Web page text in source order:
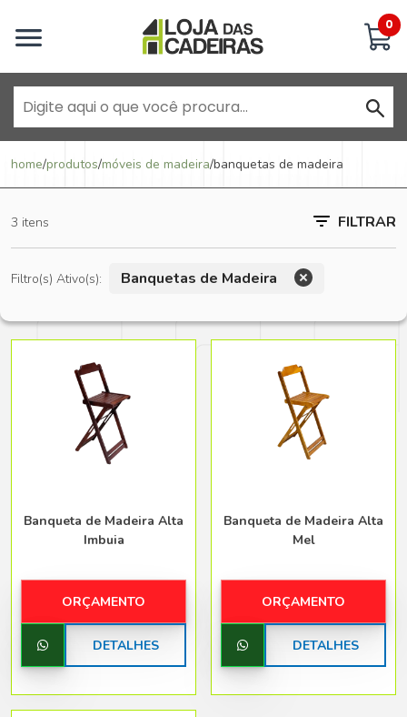
0
home/produtos/móveis de madeira/banquetas de madeira
3 itens FILTRAR
Filtro(s) Ativo(s): Banquetas de Madeira
Banqueta de Madeira Alta
Imbuia
ORÇAMENTO
DETALHES
Banqueta de Madeira Alta
Mel
ORÇAMENTO
DETALHES
Inicie uma conversa
Goiânia - Jardim América
Anápolis - Jundiaí
Brasília - Asa Sul
Goiânia - Jardim América II
Belo Horizonte - Belo Horizonte